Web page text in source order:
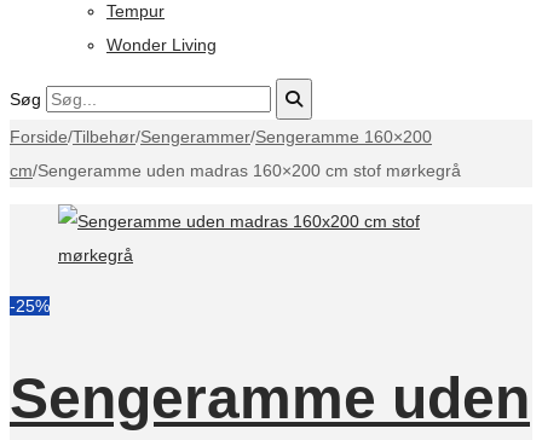
Tempur
Wonder Living
Søg
Forside/Tilbehør/Sengerammer/Sengeramme 160×200
cm/Sengeramme uden madras 160×200 cm stof mørkegrå
-25%
Sengeramme uden